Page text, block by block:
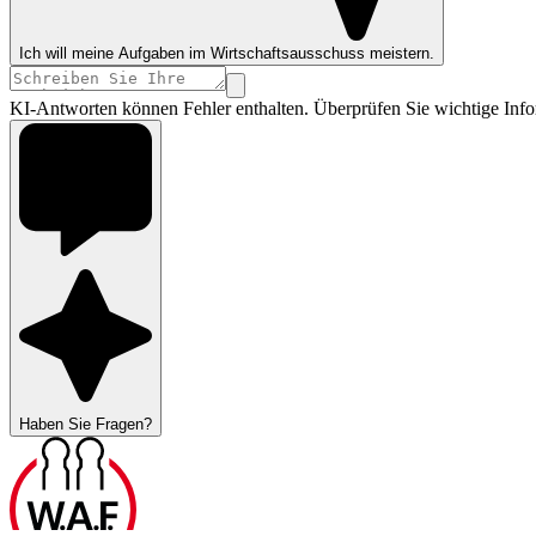
Ich will meine Aufgaben im Wirtschaftsausschuss meistern.
KI-Antworten können Fehler enthalten. Überprüfen Sie wichtige
Haben Sie Fragen?